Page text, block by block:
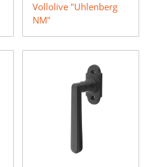
Vollolive "Uhlenberg
NM"